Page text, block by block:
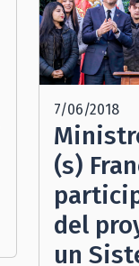
7/06/2018
(s)
del
un